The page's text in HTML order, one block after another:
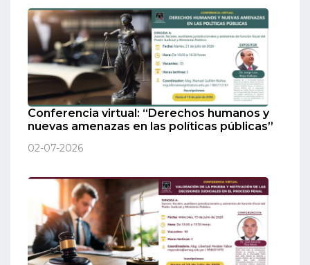
Conferencia virtual: “Derechos humanos y
nuevas amenazas en las políticas públicas”
02-07-2026